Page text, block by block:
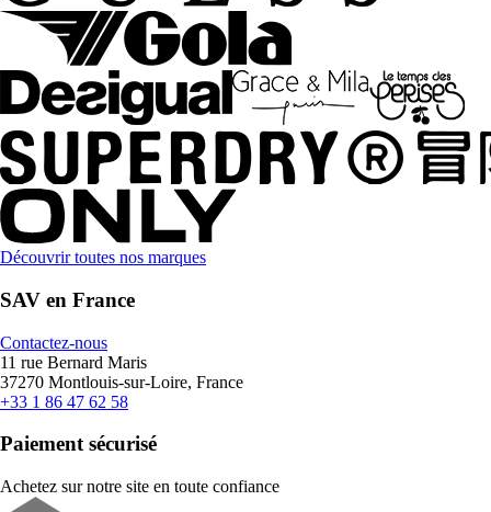
Découvrir toutes nos marques
SAV en France
Contactez-nous
11 rue Bernard Maris
37270 Montlouis-sur-Loire, France
+33 1 86 47 62 58
Paiement sécurisé
Achetez sur notre site en toute confiance